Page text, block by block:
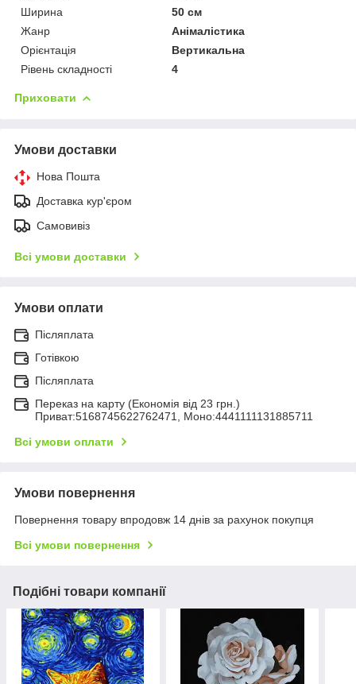
Ширина
50 см
Жанр
Анімалістика
Орієнтація
Вертикальна
Рівень складності
4
Приховати
Умови доставки
Нова Пошта
Доставка кур'єром
Самовивіз
Всі умови доставки
Умови оплати
Післяплата
Готівкою
Післяплата
Переказ на карту (Економія від 23 грн.)
Приват:5168745622762471, Моно:4441111131885711
Всі умови оплати
Умови повернення
Повернення товару впродовж 14 днів за рахунок покупця
Всі умови повернення
Подібні товари компанії